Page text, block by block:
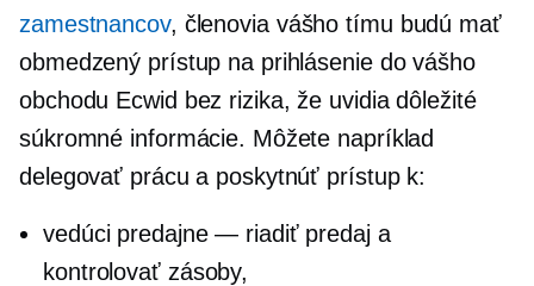
zamestnancov, členovia vášho tímu budú mať
obmedzený prístup na prihlásenie do vášho
obchodu Ecwid bez rizika, že uvidia dôležité
súkromné ​​informácie. Môžete napríklad
delegovať prácu a poskytnúť prístup k:
vedúci predajne — riadiť predaj a
kontrolovať zásoby,